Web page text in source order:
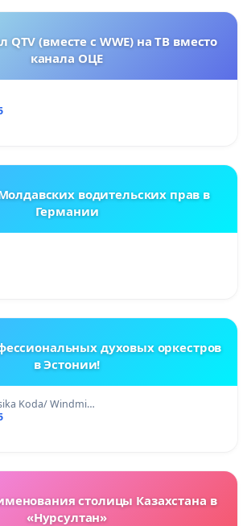
QTV (вместе с WWE) на ТВ вместо
канала ОЦЕ
водительских прав в
Германии
духовых оркестров
в Эстонии!
Koda/ Windmi…
столицы Казахстана в
«Нурсултан»